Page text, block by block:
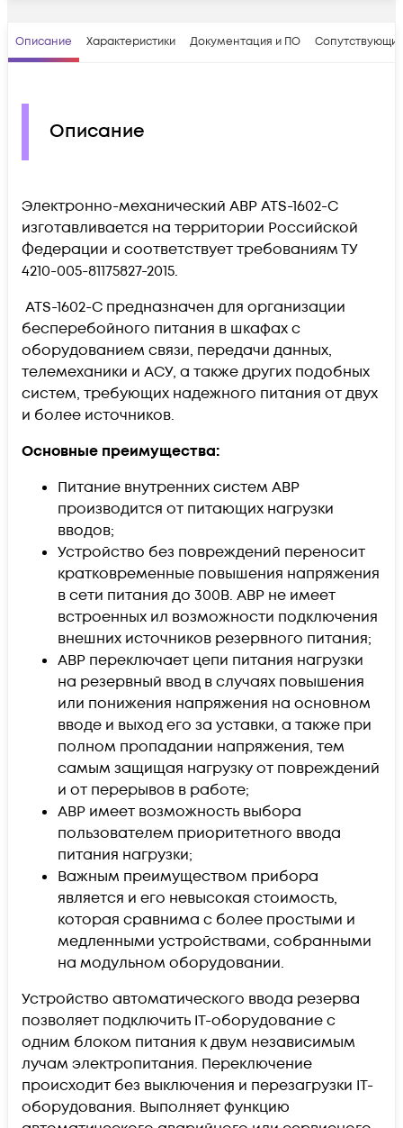
Описание Характеристики Документация и ПО
Описание
Электронно-механический АВР ATS-1602-С
изготавливается на территории Российской
Федерации и соответствует требованиям ТУ
4210-005-81175827-2015.
ATS-1602-С предназначен для организации
бесперебойного питания в шкафах с
оборудованием связи, передачи данных,
телемеханики и АСУ, а также других подобных
систем, требующих надежного питания от двух
и более источников.
Основные преимущества:
Питание внутренних систем АВР
производится от питающих нагрузки
вводов;
Устройство без повреждений переносит
кратковременные повышения напряжения
в сети питания до 300В. АВР не имеет
встроенных ил возможности подключения
внешних источников резервного питания;
АВР переключает цепи питания нагрузки
на резервный ввод в случаях повышения
или понижения напряжения на основном
вводе и выход его за уставки, а также при
полном пропадании напряжения, тем
самым защищая нагрузку от повреждений
и от перерывов в работе;
АВР имеет возможность выбора
пользователем приоритетного ввода
питания нагрузки;
Важным преимуществом прибора
является и его невысокая стоимость,
которая сравнима с более простыми и
медленными устройствами, собранными
на модульном оборудовании.
Устройство автоматического ввода резерва
позволяет подключить IT-оборудование с
одним блоком питания к двум независимым
лучам электропитания. Переключение
происходит без выключения и перезагрузки IT-
оборудования. Выполняет функцию